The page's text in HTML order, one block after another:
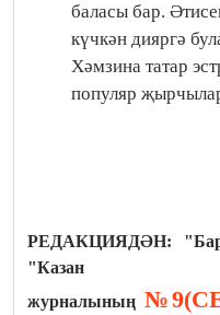
баласы бар.
күчкән дияргә
Хәмзина татар
популяр
РЕДАКЦИЯДӘН:
журналының